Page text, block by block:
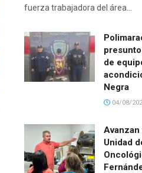
fuerza trabajadora del área...
de
Negra
04/08/
Unidad